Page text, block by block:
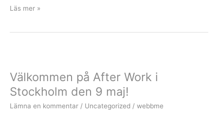
Läs mer »
Välkommen på After Work i
Stockholm den 9 maj!
Lämna en kommentar / Uncategorized / webbme
After
Work
i
Stockholm